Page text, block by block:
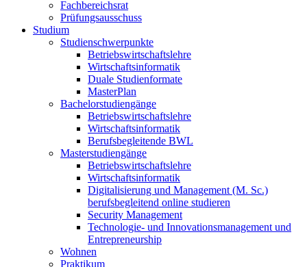
Fachbereichsrat
Prüfungsausschuss
Studium
Studienschwerpunkte
Betriebswirtschaftslehre
Wirtschaftsinformatik
Duale Studienformate
MasterPlan
Bachelorstudiengänge
Betriebswirtschaftslehre
Wirtschaftsinformatik
Berufsbegleitende BWL
Masterstudiengänge
Betriebswirtschaftslehre
Wirtschaftsinformatik
Digitalisierung und Management (M. Sc.)
berufsbegleitend online studieren
Security Management
Technologie- und Innovationsmanagement und
Entrepreneurship
Wohnen
Praktikum